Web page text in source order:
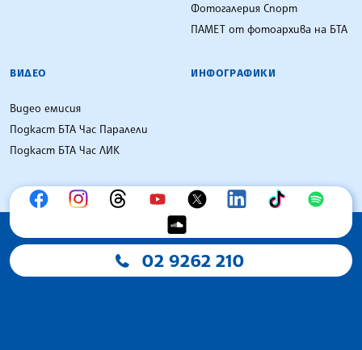
Фотогалерия Спорт
ПАМЕТ от фотоархива на БТА
ВИДЕО
Видео емисия
Подкаст БТА Час Паралели
Подкаст БТА Час ЛИК
ИНФОГРАФИКИ
02 9262 210